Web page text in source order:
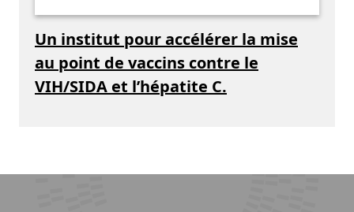
Un institut pour accélérer la mise
au point de vaccins contre le
VIH/SIDA et l’hépatite C.